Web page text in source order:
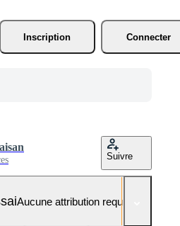
Inscription
Connecter
Suivre
Aucune attribution requise